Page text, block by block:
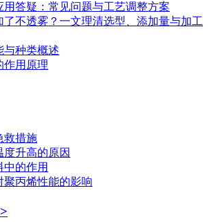
用答疑：常见问题与工艺调整方案
了不透雾？一文理清选型、添加量与加工
与种类概述
作用原理
救措施
度升高的原因
中的作用
聚丙烯性能的影响